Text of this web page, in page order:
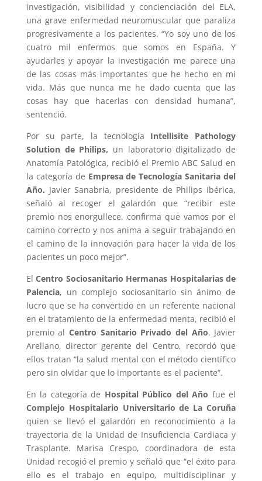
investigación, visibilidad y concienciación del ELA,
una grave enfermedad neuromuscular que paraliza
progresivamente a los pacientes. “Yo soy uno de los
cuatro mil enfermos que somos en España. Y
ayudarles y apoyar la investigación me parece una
de las cosas más importantes que he hecho en mi
vida. Más que nunca me he dado cuenta que las
cosas hay que hacerlas con densidad humana”,
sentenció.
Por su parte, la tecnología Intellisite Pathology
Solution de Philips, un laboratorio digitalizado de
Anatomía Patológica, recibió el Premio ABC Salud en
la categoría de Empresa de Tecnología Sanitaria del
Año. Javier Sanabria, presidente de Philips Ibérica,
señaló al recoger el galardón que “recibir este
premio nos enorgullece, confirma que vamos por el
camino correcto y nos anima a seguir trabajando en
el camino de la innovación para hacer la vida de los
pacientes un poco mejor”.
ElCentro Sociosanitario Hermanas Hospitalarias de
Palencia, un complejo sociosanitario sin ánimo de
lucro que se ha convertido en un referente nacional
en el tratamiento de la enfermedad menta, recibió el
premio alCentro Sanitario Privado del Año. Javier
Arellano, director gerente del Centro, recordó que
ellos tratan “la salud mental con el método científico
pero sin olvidar que lo importante es el paciente”.
En la categoría de Hospital Público del Año fue el
Complejo Hospitalario Universitario de La Coruña
quien se llevó el galardón en reconocimiento a la
trayectoria de la Unidad de Insuficiencia Cardiaca y
Trasplante. Marisa Crespo, coordinadora de esta
Unidad recogió el premio y señaló que “el éxito para
ello es el trabajo en equipo, multidisciplinar y